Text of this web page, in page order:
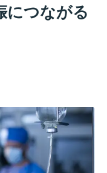
につながる